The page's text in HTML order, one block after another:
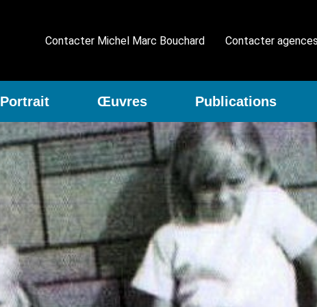
Contacter Michel Marc Bouchard Contacter agences
Portrait Œuvres Publications